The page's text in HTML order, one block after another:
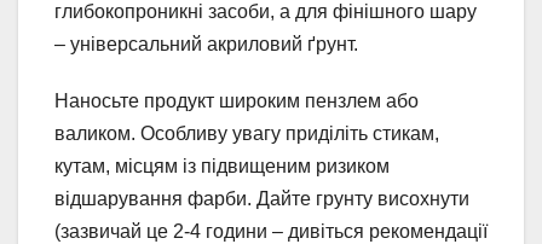
глибокопроникні засоби, а для фінішного шару
– універсальний акриловий ґрунт.
Наносьте продукт широким пензлем або
валиком. Особливу увагу приділіть стикам,
кутам, місцям із підвищеним ризиком
відшарування фарби. Дайте грунту висохнути
(зазвичай це 2-4 години – дивіться рекомендації